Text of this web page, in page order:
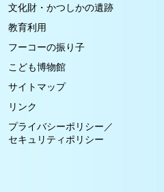
文化財・かつしかの遺跡
教育利用
フーコーの振り子
こども博物館
サイトマップ
リンク
プライバシーポリシー／
セキュリティポリシー